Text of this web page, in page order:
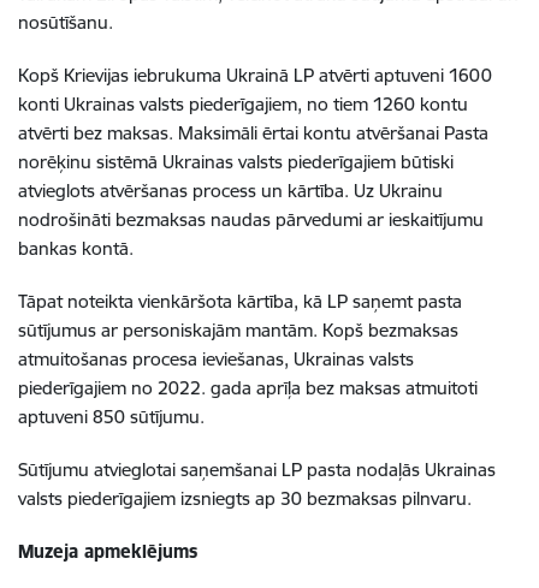
nosūtīšanu.
Kopš Krievijas iebrukuma Ukrainā LP atvērti aptuveni 1600
konti Ukrainas valsts piederīgajiem, no tiem 1260 kontu
atvērti bez maksas. Maksimāli ērtai kontu atvēršanai Pasta
norēķinu sistēmā Ukrainas valsts piederīgajiem būtiski
atvieglots atvēršanas process un kārtība. Uz Ukrainu
nodrošināti bezmaksas naudas pārvedumi ar ieskaitījumu
bankas kontā.
Tāpat noteikta vienkāršota kārtība, kā LP saņemt pasta
sūtījumus ar personiskajām mantām. Kopš bezmaksas
atmuitošanas procesa ieviešanas, Ukrainas valsts
piederīgajiem no 2022. gada aprīļa bez maksas atmuitoti
aptuveni 850 sūtījumu.
Sūtījumu atvieglotai saņemšanai LP pasta nodaļās Ukrainas
valsts piederīgajiem izsniegts ap 30 bezmaksas pilnvaru.
Muzeja apmeklējums